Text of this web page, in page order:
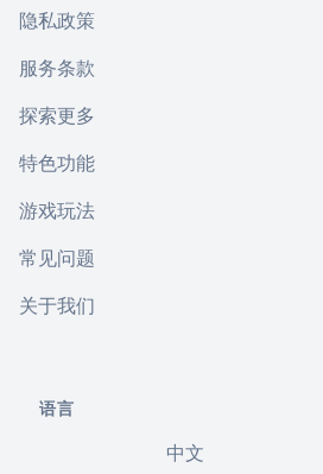
隐私政策
服务条款
探索更多
特色功能
游戏玩法
常见问题
关于我们
语言
中文